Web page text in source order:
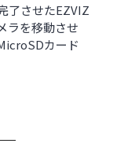
了させたEZVIZ
ラを移動させ
カード